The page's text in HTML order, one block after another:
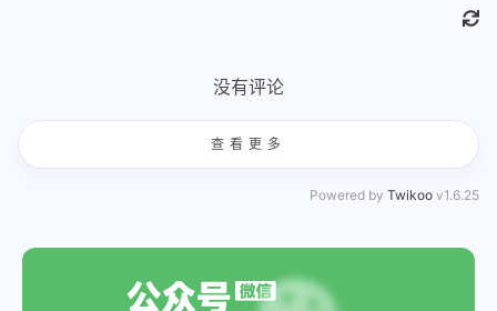
没有评论
查看更多
Powered by Twikoo v1.6.25